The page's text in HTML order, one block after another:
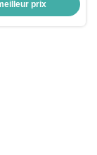
double
prix